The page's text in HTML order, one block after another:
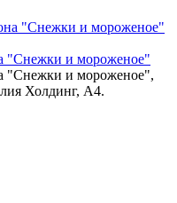
"Снежки и мороженое"
"Снежки и мороженое",
Холдинг, А4.